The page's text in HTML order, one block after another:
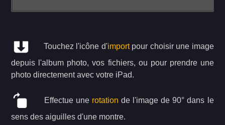
Touchez l'icône d'importpour choisir une image
depuis l'album photo, vos fichiers, ou pour prendre une
photo directement avec votre iPad.
Effectue une rotation de l'image de 90° dans le
sens des aiguilles d'une montre.